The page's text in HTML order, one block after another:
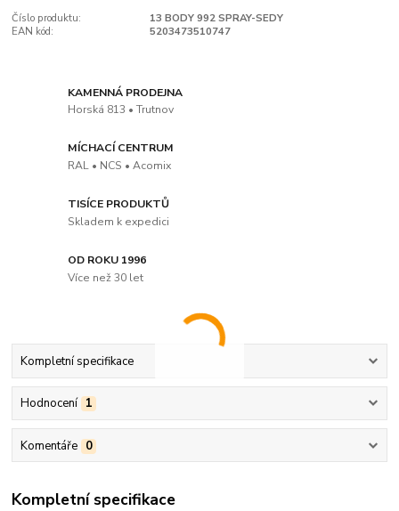
Číslo produktu:
13 BODY 992 SPRAY-SEDY
EAN kód:
5203473510747
KAMENNÁ PRODEJNA
Horská 813 • Trutnov
MÍCHACÍ CENTRUM
RAL • NCS • Acomix
TISÍCE PRODUKTŮ
Skladem k expedici
OD ROKU 1996
Více než 30 let
Kompletní specifikace
Hodnocení 1
Komentáře 0
Kompletní specifikace